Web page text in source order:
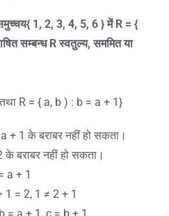
{ 1, 2, 3, 4, 5, 6 }में R = {
सम्बन्धRस्वतुल्य,सममित या
R = { a, b ) : b = a + 1}
+ 1 के बराबर नहीं हो सकता।
बराबर नहीं हो सकता।
a + 1
1 = 2, 1 ≠ 2 + 1